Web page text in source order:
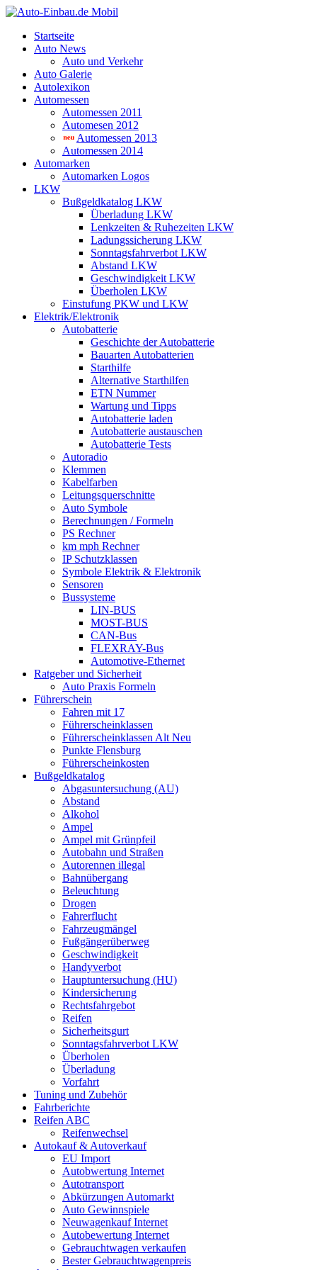
Startseite
Auto News
Auto und Verkehr
Auto Galerie
Autolexikon
Automessen
Automessen 2011
Automesen 2012
Automessen 2013
Automessen 2014
Automarken
Automarken Logos
LKW
Bußgeldkatalog LKW
Überladung LKW
Lenkzeiten & Ruhezeiten LKW
Ladungssicherung LKW
Sonntagsfahrverbot LKW
Abstand LKW
Geschwindigkeit LKW
Überholen LKW
Einstufung PKW und LKW
Elektrik/Elektronik
Autobatterie
Geschichte der Autobatterie
Bauarten Autobatterien
Starthilfe
Alternative Starthilfen
ETN Nummer
Wartung und Tipps
Autobatterie laden
Autobatterie austauschen
Autobatterie Tests
Autoradio
Klemmen
Kabelfarben
Leitungsquerschnitte
Auto Symbole
Berechnungen / Formeln
PS Rechner
km mph Rechner
IP Schutzklassen
Symbole Elektrik & Elektronik
Sensoren
Bussysteme
LIN-BUS
MOST-BUS
CAN-Bus
FLEXRAY-Bus
Automotive-Ethernet
Ratgeber und Sicherheit
Auto Praxis Formeln
Führerschein
Fahren mit 17
Führerscheinklassen
Führerscheinklassen Alt Neu
Punkte Flensburg
Führerscheinkosten
Bußgeldkatalog
Abgasuntersuchung (AU)
Abstand
Alkohol
Ampel
Ampel mit Grünpfeil
Autobahn und Straßen
Autorennen illegal
Bahnübergang
Beleuchtung
Drogen
Fahrerflucht
Fahrzeugmängel
Fußgängerüberweg
Geschwindigkeit
Handyverbot
Hauptuntersuchung (HU)
Kindersicherung
Rechtsfahrgebot
Reifen
Sicherheitsgurt
Sonntagsfahrverbot LKW
Überholen
Überladung
Vorfahrt
Tuning und Zubehör
Fahrberichte
Reifen ABC
Reifenwechsel
Autokauf & Autoverkauf
EU Import
Autobwertung Internet
Autotransport
Abkürzungen Automarkt
Auto Gewinnspiele
Neuwagenkauf Internet
Autobewertung Internet
Gebrauchtwagen verkaufen
Bester Gebrauchtwagenpreis